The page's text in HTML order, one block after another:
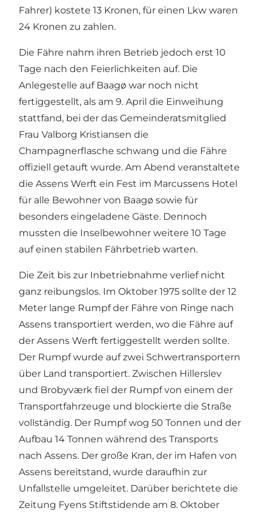
Fahrer) kostete 13 Kronen, für einen Lkw waren
24 Kronen zu zahlen.
Die Fähre nahm ihren Betrieb jedoch erst 10
Tage nach den Feierlichkeiten auf. Die
Anlegestelle auf Baagø war noch nicht
fertiggestellt, als am 9. April die Einweihung
stattfand, bei der das Gemeinderatsmitglied
Frau Valborg Kristiansen die
Champagnerflasche schwang und die Fähre
offiziell getauft wurde. Am Abend veranstaltete
die Assens Werft ein Fest im Marcussens Hotel
für alle Bewohner von Baagø sowie für
besonders eingeladene Gäste. Dennoch
mussten die Inselbewohner weitere 10 Tage
auf einen stabilen Fährbetrieb warten.
Die Zeit bis zur Inbetriebnahme verlief nicht
ganz reibungslos. Im Oktober 1975 sollte der 12
Meter lange Rumpf der Fähre von Ringe nach
Assens transportiert werden, wo die Fähre auf
der Assens Werft fertiggestellt werden sollte.
Der Rumpf wurde auf zwei Schwertransportern
über Land transportiert. Zwischen Hillerslev
und Brobyværk fiel der Rumpf von einem der
Transportfahrzeuge und blockierte die Straße
vollständig. Der Rumpf wog 50 Tonnen und der
Aufbau 14 Tonnen während des Transports
nach Assens. Der große Kran, der im Hafen von
Assens bereitstand, wurde daraufhin zur
Unfallstelle umgeleitet. Darüber berichtete die
Zeitung Fyens Stiftstidende am 8. Oktober